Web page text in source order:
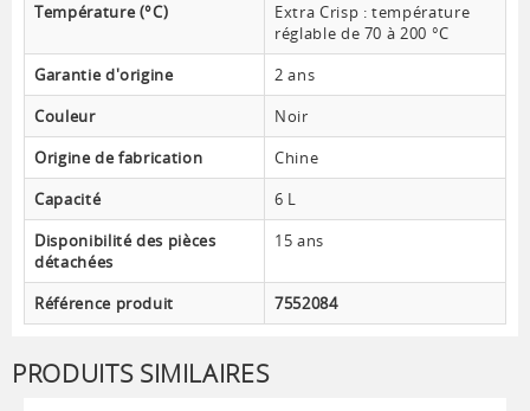
Température (°C)
Extra Crisp : température
réglable de 70 à 200 °C
Garantie d'origine
2 ans
Couleur
Noir
Origine de fabrication
Chine
Capacité
6 L
Disponibilité des pièces
détachées
15 ans
Référence produit 7552084
PRODUITS SIMILAIRES